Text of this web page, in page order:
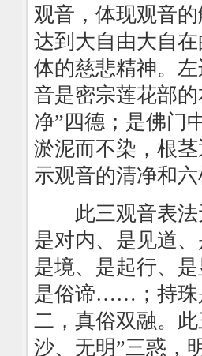
观音，体现观音
达到大自由大自
体的慈悲精神。
音是密宗莲花部
净”四德；是佛门
淤泥而不染，根
示观音的清净和
此三观音表法
是对内、是见道
是境、是起行、
是俗谛……；持珠
二，真俗双融。
沙、无明”三惑，